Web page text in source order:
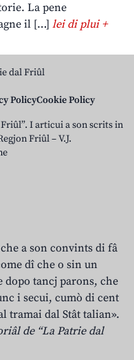
La pene
il […] lei di plui +
dal Friûl
PolicyCookie Policy
I articui a son scrits in
Friûl – V.J.
a son convints di fâ
dî che o sin un
dopo tancj parons, che
i secui, cumò di cent
tramai dal Stât talian».
de “La Patrie dal